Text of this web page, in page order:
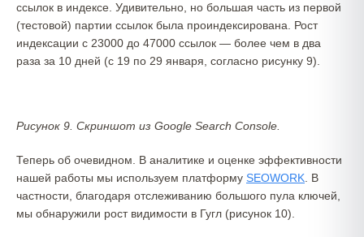
ссылок в индексе. Удивительно, но большая часть из первой
(тестовой) партии ссылок была проиндексирована. Рост
индексации с 23000 до 47000 ссылок — более чем в два
раза за 10 дней (с 19 по 29 января, согласно рисунку 9).
Рисунок 9. Скриншот из Google Search Console.
Теперь об очевидном. В аналитике и оценке эффективности
нашей работы мы используем платформу SEOWORK. В
частности, благодаря отслеживанию большого пула ключей,
мы обнаружили рост видимости в Гугл (рисунок 10).